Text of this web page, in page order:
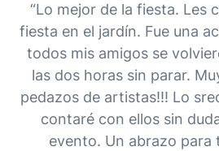
“Lo mejor de la fiesta. Les
fiesta en el jardín. Fue una
todos mis amigos se
las dos horas sin parar.
pedazos de artistas!!! Lo
contaré con ellos sin
evento. Un abrazo para